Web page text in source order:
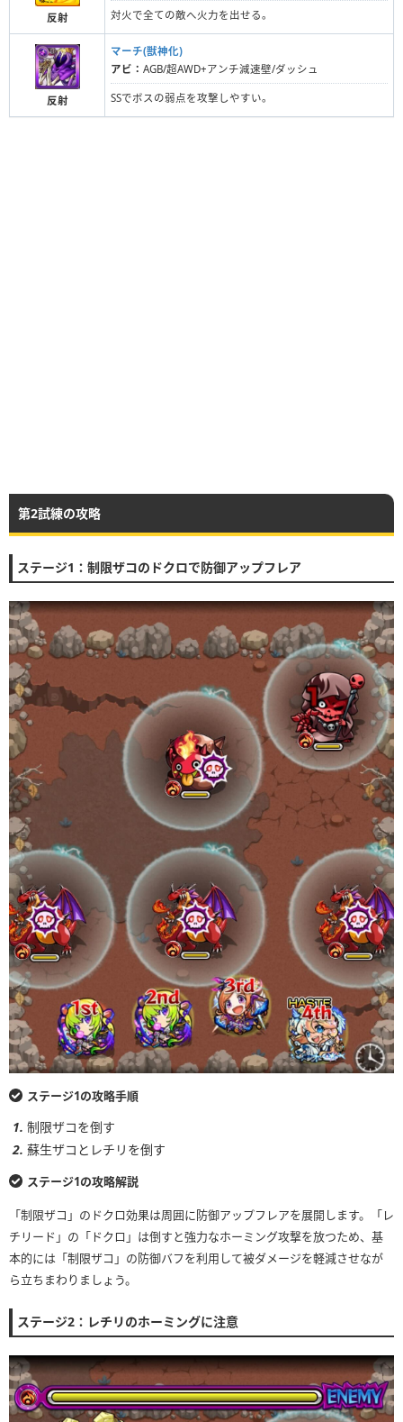
反射 対火で全ての敵へ火力を出せる。
反射
マーチ(獣神化)
アビ： AGB/超AWD+アンチ減速壁/ダッシュ
SSでボスの弱点を攻撃しやすい。
第2試練の攻略
ステージ1：制限ザコのドクロで防御アップフレア
ステージ1の攻略手順
制限ザコを倒す
蘇生ザコとレチリを倒す
ステージ1の攻略解説
「制限ザコ」のドクロ効果は周囲に防御アップフレアを展開します。「レ
チリード」の「ドクロ」は倒すと強力なホーミング攻撃を放つため、基
本的には「制限ザコ」の防御バフを利用して被ダメージを軽減させなが
ら立ちまわりましょう。
ステージ2：レチリのホーミングに注意